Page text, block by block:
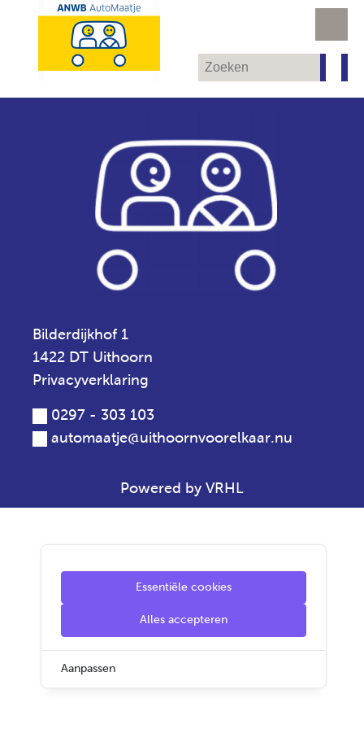
Bilderdijkhof 1
1422 DT Uithoorn
Privacyverklaring
0297 - 303 103
automaatje@uithoornvoorelkaar.nu
Powered by VRHL
Essentiële cookies
Alles accepteren
Aanpassen